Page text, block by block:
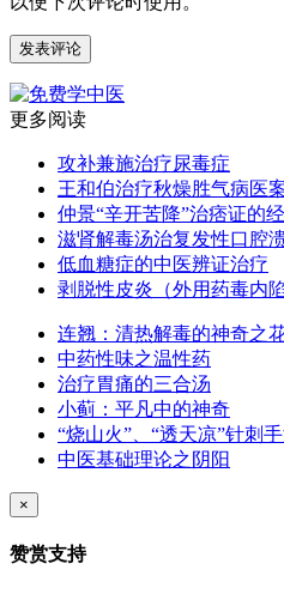
更多阅读
攻补兼施治疗尿毒症
王和伯治疗秋燥胜气病医
仲景“辛开苦降”治痞证的
滋肾解毒汤治复发性口腔
低血糖症的中医辨证治疗
剥脱性皮炎（外用药毒内
连翘：清热解毒的神奇之
中药性味之温性药
治疗胃痛的三合汤
小蓟：平凡中的神奇
“烧山火”、“透天凉”针刺
中医基础理论之阴阳
×
赞赏支持